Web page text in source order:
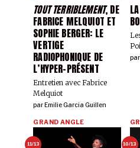
TOUT TERRIBLEMENT, DE
FABRICE MELQUIOT ET
SOPHIE BERGER: LE
VERTIGE
RADIOPHONIQUE DE
L’HYPER-PRÉSENT
Entretien avec Fabrice
Melquiot
parEmilie Garcia Guillen
par
11/13
GRAND ANGLE
10/13